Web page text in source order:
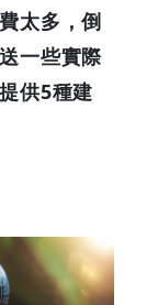
太多，倒
一些實際
供5種建